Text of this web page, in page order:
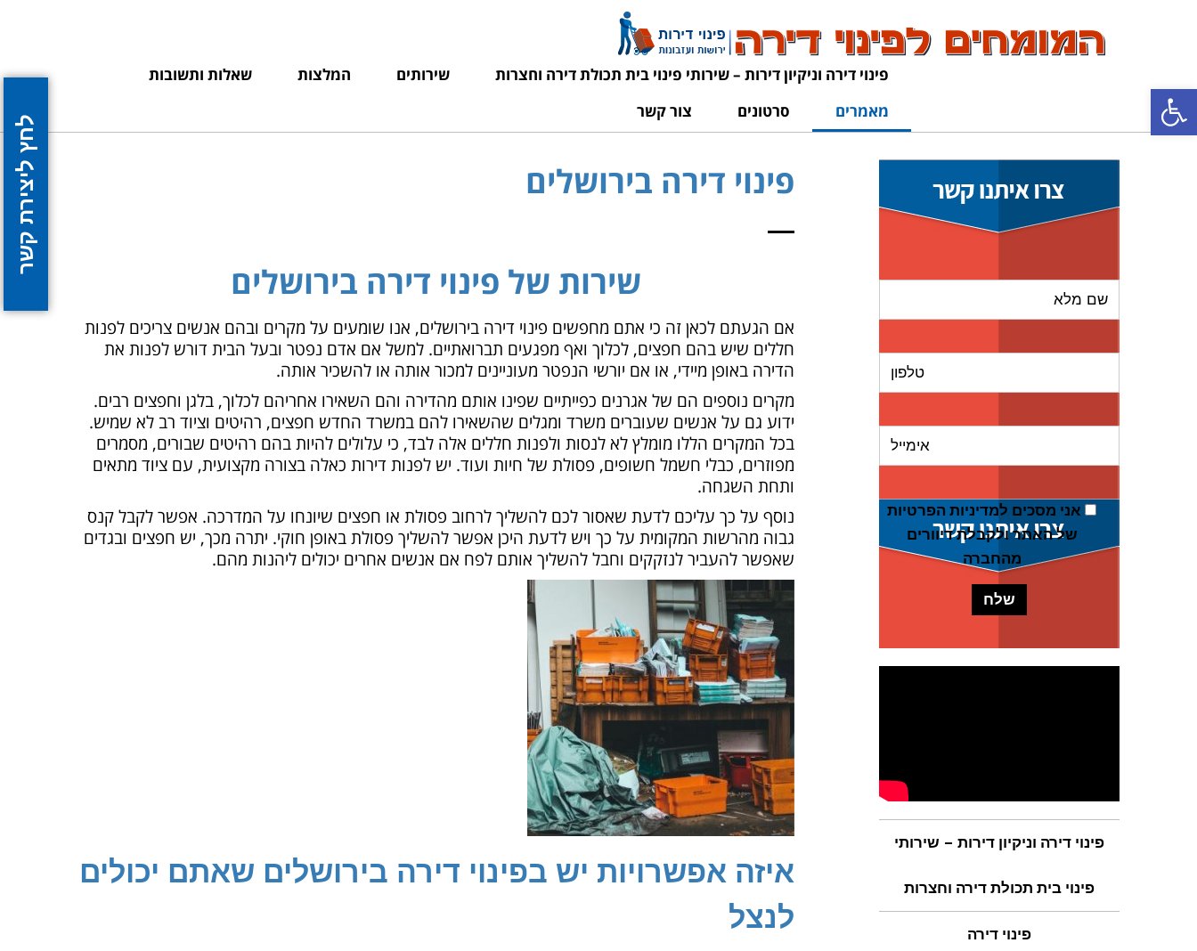
פתח סרגל נגישות
פינוי דירה וניקיון דירות – שירותי פינוי בית תכולת דירה וחצרות שירותים המלצות
שאלות ותשובות
מאמרים
סרטונים צור קשר
פינוי דירה בירושלים
שירות של פינוי דירה בירושלים
אם הגעתם לכאן זה כי אתם מחפשים פינוי דירה בירושלים, אנו שומעים על מקרים ובהם אנשים צריכים לפנות
חללים שיש בהם חפצים, לכלוך ואף מפגעים תברואתיים. למשל אם אדם נפטר ובעל הבית דורש לפנות את
הדירה באופן מיידי, או אם יורשי הנפטר מעוניינים למכור אותה או להשכיר אותה.
מקרים נוספים הם של אגרנים כפייתיים שפינו אותם מהדירה והם השאירו אחריהם לכלוך, בלגן וחפצים רבים.
ידוע גם על אנשים שעוברים משרד ומגלים שהשאירו להם במשרד החדש חפצים, רהיטים וציוד רב לא שמיש.
בכל המקרים הללו מומלץ לא לנסות ולפנות חללים אלה לבד, כי עלולים להיות בהם רהיטים שבורים, מסמרים
מפוזרים, כבלי חשמל חשופים, פסולת של חיות ועוד. יש לפנות דירות כאלה בצורה מקצועית, עם ציוד מתאים
ותחת השגחה.
נוסף על כך עליכם לדעת שאסור לכם להשליך לרחוב פסולת או חפצים שיונחו על המדרכה. אפשר לקבל קנס
גבוה מהרשות המקומית על כך ויש לדעת היכן אפשר להשליך פסולת באופן חוקי. יתרה מכך, יש חפצים ובגדים
שאפשר להעביר לנזקקים וחבל להשליך אותם לפח אם אנשים אחרים יכולים ליהנות מהם.
איזה אפשרויות יש בפינוי דירה בירושלים שאתם יכולים
לנצל
אני מסכים למדיניות הפרטיות
של האתרולקבלת דיוורים
מהחברה
פינוי דירה וניקיון דירות – שירותי
פינוי בית תכולת דירה וחצרות
פינוי דירה
לחץ ליצירת קשר